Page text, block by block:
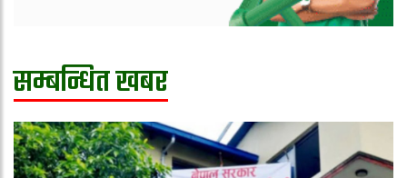
सम्बन्धित खबर